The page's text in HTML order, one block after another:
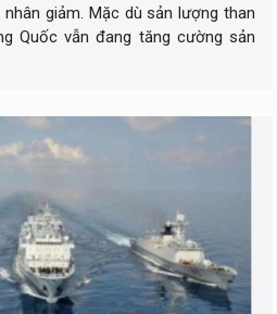
giảm. Mặc dù sản lượng than
Quốc vẫn đang tăng cường sản